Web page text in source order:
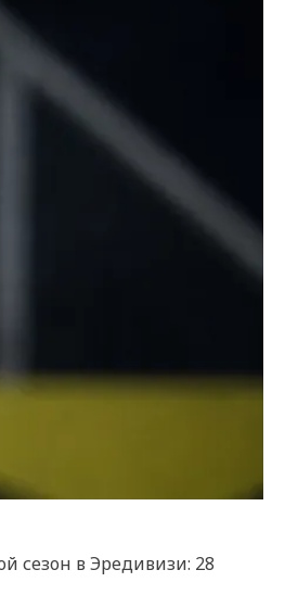
сезон в Эредивизи: 28